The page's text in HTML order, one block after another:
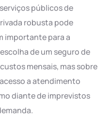
públicos de
robusta pode
importante para a
de um seguro de
mensais, mas sobre
a atendimento
diante de imprevistos